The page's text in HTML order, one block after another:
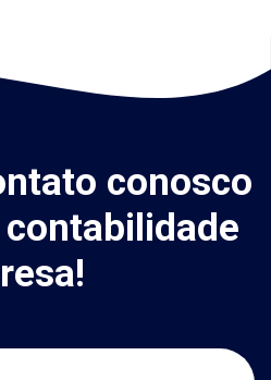
conosco